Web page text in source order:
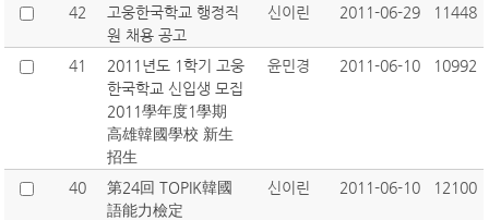
42
고웅한국학교 행정직
원 채용 공고
신이린 2011-06-29 11448
41
2011년도 1학기 고웅
한국학교 신입생 모집
2011學年度1學期
高雄韓國學校 新生
招生
윤민경 2011-06-10 10992
40
第24回 TOPIK韓國
語能力檢定
신이린 2011-06-10 12100